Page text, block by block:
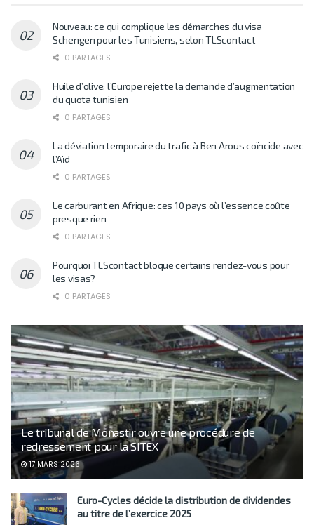
Nouveau: ce qui complique les démarches du visa
Schengen pour les Tunisiens, selon TLScontact
0 PARTAGES
Huile d’olive: l’Europe rejette la demande d’augmentation
du quota tunisien
0 PARTAGES
La déviation temporaire du trafic à Ben Arous coïncide avec
l’Aïd
0 PARTAGES
Le carburant en Afrique: ces 10 pays où l’essence coûte
presque rien
0 PARTAGES
Pourquoi TLScontact bloque certains rendez-vous pour
les visas?
0 PARTAGES
Le tribunal de Monastir ouvre une procédure de
redressement pour la SITEX
17 MARS 2026
Euro-Cycles décide la distribution de dividendes
au titre de l’exercice 2025